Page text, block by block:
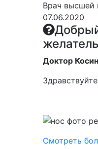
Врач высшей
07.06.2020
Доктор
Смотреть